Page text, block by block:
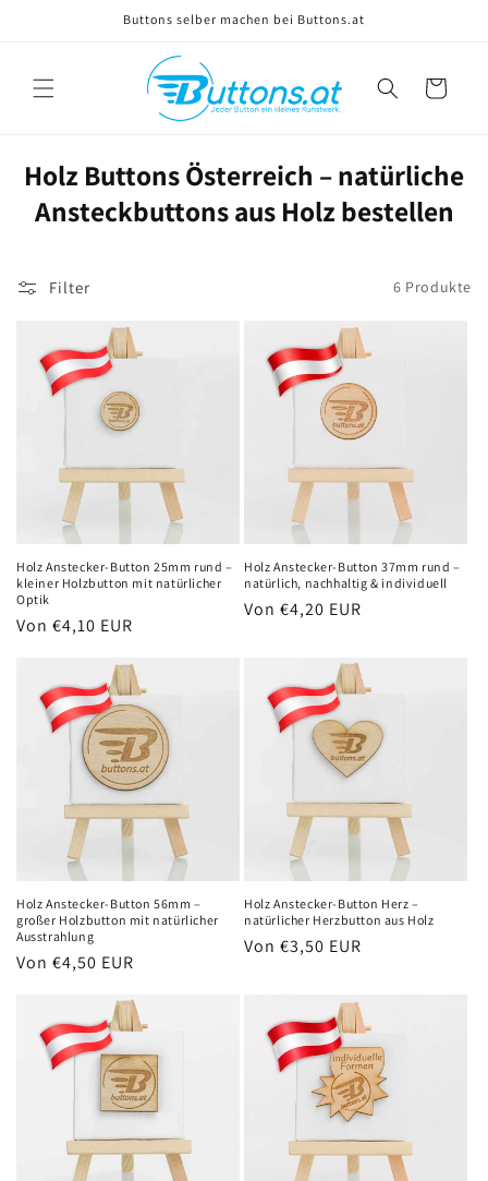
Buttons selber machen bei Buttons.at
Warenkorb
Holz Buttons Österreich – natürliche
Ansteckbuttons aus Holz bestellen
Filter 6 Produkte
Holz Anstecker-Button 25mm rund –
kleiner Holzbutton mit natürlicher
Optik
Normaler
Von €4,10 EUR
Holz Anstecker-Button 37mm rund –
natürlich, nachhaltig & individuell
Normaler
Von €4,20 EUR
Holz Anstecker-Button 56mm –
großer Holzbutton mit natürlicher
Ausstrahlung
Normaler
Von €4,50 EUR
Holz Anstecker-Button Herz –
natürlicher Herzbutton aus Holz
Normaler
Von €3,50 EUR